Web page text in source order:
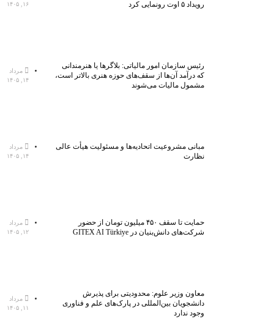
رویداد ۵ اوت رونمایی کرد ۱۶, ۱۴۰۵
رئیس سازمان امور مالیاتی: بلاگر‌ها یا هنرمندانی
که درآمد آن‌ها از سقف‌های حوزه هنری بالاتر است،
مشمول مالیات می‌شوند
مرداد
۱۴, ۱۴۰۵
مبانی مشروعیت اتحادیه‌ها و مسئولیت هیأت عالی
نظارت
مرداد
۱۴, ۱۴۰۵
حمایت تا سقف ۴۵۰ میلیون تومان از حضور
شرکت‌های دانش‌بنیان در GITEX AI Türkiye
مرداد
۱۲, ۱۴۰۵
معاون وزیر علوم: محدودیتی برای پذیرش
دانشجویان بین‌المللی در پارک‌های علم و فناوری
وجود ندارد
مرداد
۱۱, ۱۴۰۵